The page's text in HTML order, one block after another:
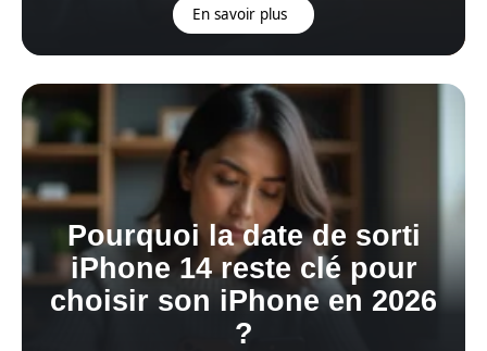
En savoir plus
Pourquoi la date de sorti
iPhone 14 reste clé pour
choisir son iPhone en 2026
?